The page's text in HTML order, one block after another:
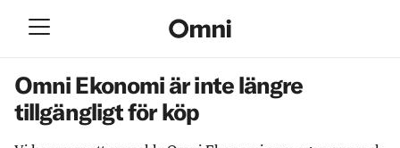
Omni Ekonomi är inte längre
tillgängligt för köp